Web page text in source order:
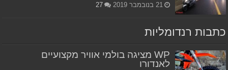
21 בנובמבר 2019 27
כתבות רנדומליות
WP מציגה בולמי אוויר מקצועיים
לאנדורו